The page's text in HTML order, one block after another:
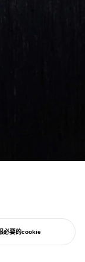
的設計，榮獲國際設計獎項
Award」等獎項
必要的cookie